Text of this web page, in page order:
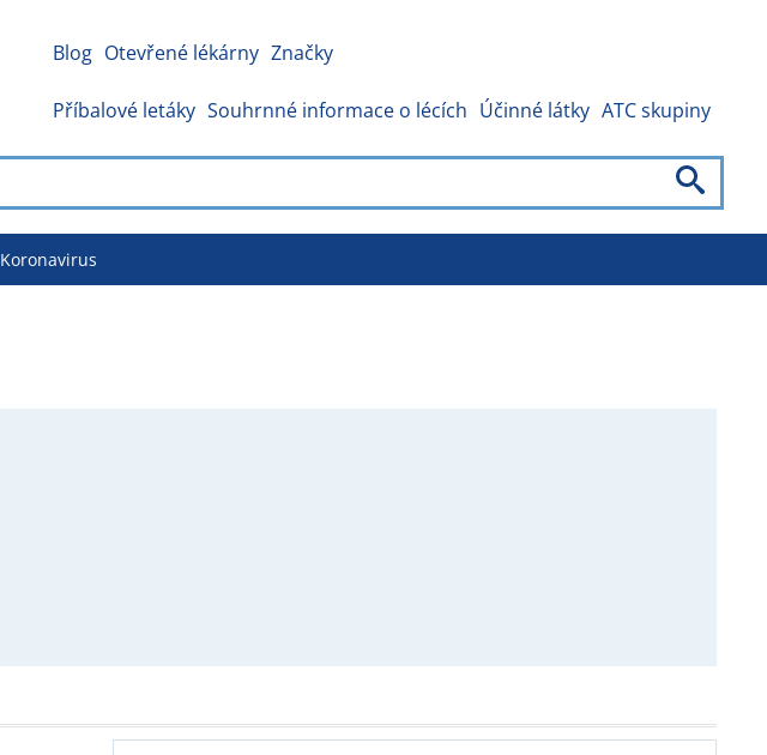
Blog Otevřené lékárny Značky
Příbalové letáky Souhrnné informace o lécích Účinné látky ATC skupiny
Koronavirus